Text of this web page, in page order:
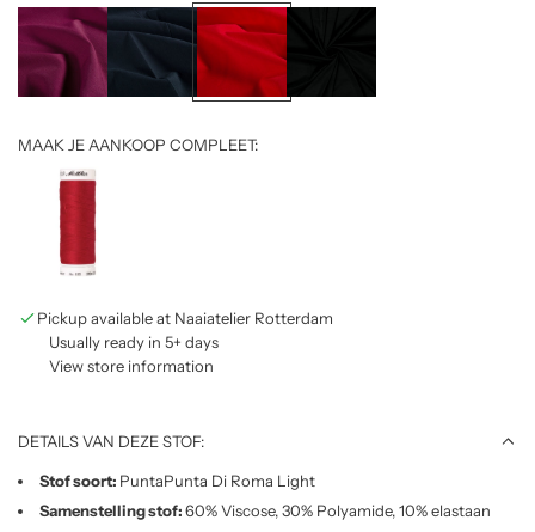
g
.
.
MAAK JE AANKOOP COMPLEET:
Pickup available at Naaiatelier Rotterdam
Usually ready in 5+ days
View store information
DETAILS VAN DEZE STOF:
Stof soort: PuntaPunta Di Roma Light
Samenstelling stof:60% Viscose, 30% Polyamide, 10% elastaan